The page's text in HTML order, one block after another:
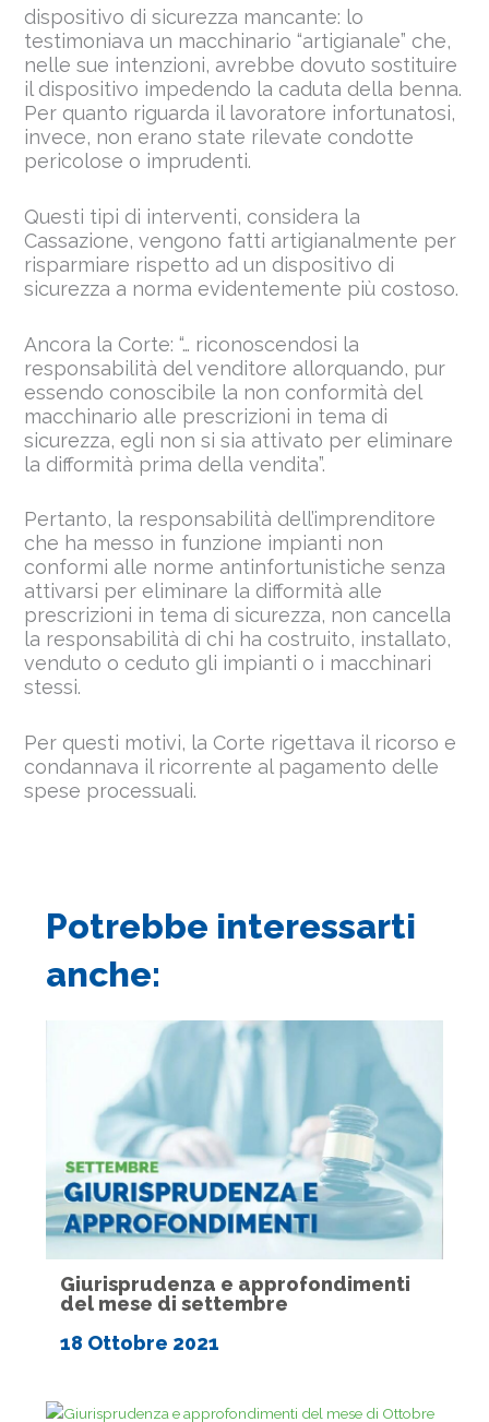
dispositivo di sicurezza mancante: lo
testimoniava un macchinario “artigianale” che,
nelle sue intenzioni, avrebbe dovuto sostituire
il dispositivo impedendo la caduta della benna.
Per quanto riguarda il lavoratore infortunatosi,
invece, non erano state rilevate condotte
pericolose o imprudenti.
Questi tipi di interventi, considera la
Cassazione, vengono fatti artigianalmente per
risparmiare rispetto ad un dispositivo di
sicurezza a norma evidentemente più costoso.
Ancora la Corte: “… riconoscendosi la
responsabilità del venditore allorquando, pur
essendo conoscibile la non conformità del
macchinario alle prescrizioni in tema di
sicurezza, egli non si sia attivato per eliminare
la difformità prima della vendita”.
Pertanto, la responsabilità dell’imprenditore
che ha messo in funzione impianti non
conformi alle norme antinfortunistiche senza
attivarsi per eliminare la difformità alle
prescrizioni in tema di sicurezza, non cancella
la responsabilità di chi ha costruito, installato,
venduto o ceduto gli impianti o i macchinari
stessi.
Per questi motivi, la Corte rigettava il ricorso e
condannava il ricorrente al pagamento delle
spese processuali.
Potrebbe interessarti
anche:
Giurisprudenza e approfondimenti
del mese di settembre
18 Ottobre 2021